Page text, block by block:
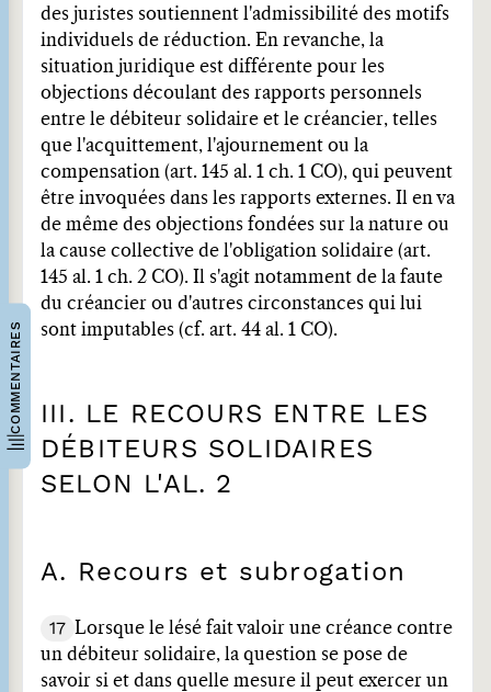
COMMENTAIRES
des juristes soutiennent l'admissibilité des motifs
individuels de réduction. En revanche, la
situation juridique est différente pour les
objections découlant des rapports personnels
entre le débiteur solidaire et le créancier, telles
que l'acquittement, l'ajournement ou la
compensation (art. 145 al. 1 ch. 1 CO), qui peuvent
être invoquées dans les rapports externes. Il en va
de même des objections fondées sur la nature ou
la cause collective de l'obligation solidaire (art.
145 al. 1 ch. 2 CO). Il s'agit notamment de la faute
du créancier ou d'autres circonstances qui lui
sont imputables (cf. art. 44 al. 1 CO).
III. LE RECOURS ENTRE LES
DÉBITEURS SOLIDAIRES
SELON L'AL. 2
A. Recours et subrogation
17
Lorsque le lésé fait valoir une créance contre
un débiteur solidaire, la question se pose de
savoir si et dans quelle mesure il peut exercer un